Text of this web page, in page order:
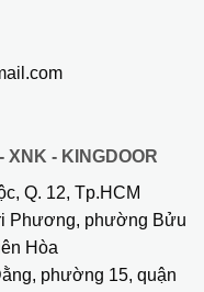
XNK - KINGDOOR
Q. 12, Tp.HCM
Phương, phường Bửu
Hòa
phường 15, quận